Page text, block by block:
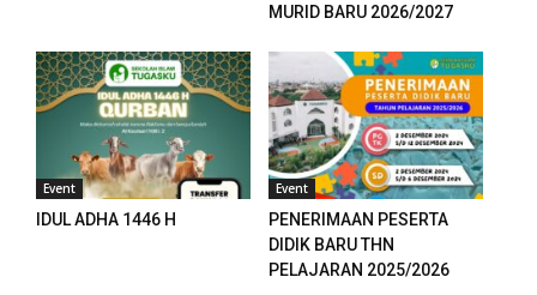
MURID BARU 2026/2027
Event
IDUL ADHA 1446 H
Event
PENERIMAAN PESERTA
DIDIK BARU THN
PELAJARAN 2025/2026